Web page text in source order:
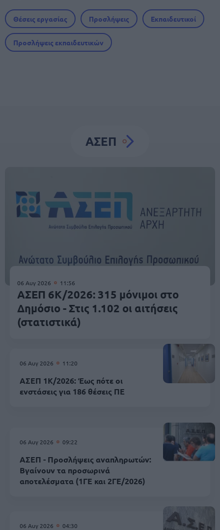
Θέσεις εργασίας Προσλήψεις Εκπαιδευτικοί
Προσλήψεις εκπαιδευτικών
ΑΣΕΠ
06 Αυγ 2026 11:56
ΑΣΕΠ 6Κ/2026: 315 μόνιμοι στο
Δημόσιο - Στις 1.102 οι αιτήσεις
(στατιστικά)
06 Αυγ 2026 11:20
ΑΣΕΠ 1Κ/2026: Έως πότε οι
ενστάσεις για 186 θέσεις ΠΕ
06 Αυγ 2026 09:22
ΑΣΕΠ - Προσλήψεις αναπληρωτών:
Βγαίνουν τα προσωρινά
αποτελέσματα (1ΓΕ και 2ΓΕ/2026)
06 Αυγ 2026 04:30